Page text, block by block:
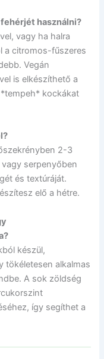
használni?
vagy ha halra
a citromos-fűszeres
Vegán
is elkészíthető a
kockákat
2-3
serpenyőben
és textúráját.
elő a hétre.
készül,
tökéletesen alkalmas
A sok zöldség
így segíthet a